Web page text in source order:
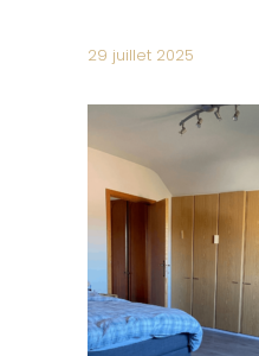
29 juillet 2025